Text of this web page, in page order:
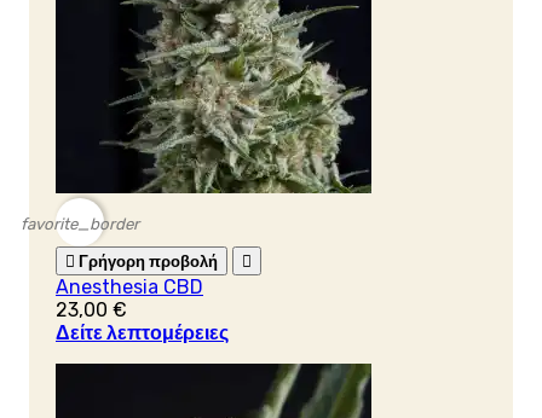
favorite_border
 Γρήγορη προβολή 
Anesthesia CBD
23,00 €
Δείτε λεπτομέρειες